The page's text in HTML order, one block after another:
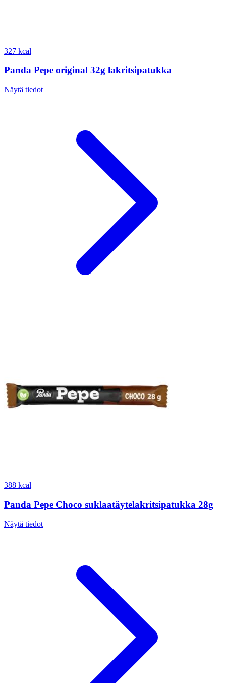
327 kcal
Panda Pepe original 32g lakritsipatukka
Näytä tiedot
388 kcal
Panda Pepe Choco suklaatäytelakritsipatukka 28g
Näytä tiedot